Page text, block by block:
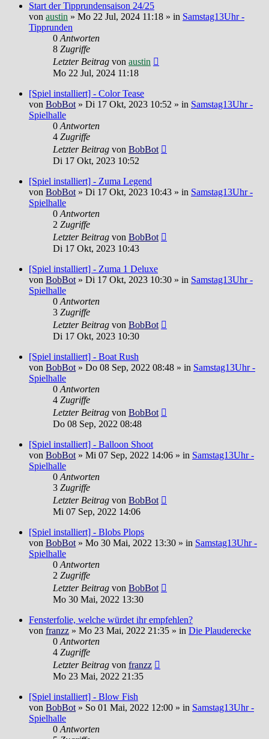
Start der Tipprundensaison 24/25
von austin » Mo 22 Jul, 2024 11:18 » in Samstag13Uhr -
Tipprunden
0Antworten
8 Zugriffe
Letzter Beitrag von austin
Mo 22 Jul, 2024 11:18
[Spiel installiert] - Color Tease
von BobBot» Di 17 Okt, 2023 10:52 » in Samstag13Uhr -
Spielhalle
0Antworten
4 Zugriffe
Letzter Beitrag von BobBot
Di 17 Okt, 2023 10:52
[Spiel installiert] - Zuma Legend
von BobBot» Di 17 Okt, 2023 10:43 » in Samstag13Uhr -
Spielhalle
0Antworten
2 Zugriffe
Letzter Beitrag von BobBot
Di 17 Okt, 2023 10:43
[Spiel installiert] - Zuma 1 Deluxe
von BobBot» Di 17 Okt, 2023 10:30 » in Samstag13Uhr -
Spielhalle
0Antworten
3 Zugriffe
Letzter Beitrag von BobBot
Di 17 Okt, 2023 10:30
[Spiel installiert] - Boat Rush
von BobBot» Do 08 Sep, 2022 08:48 » in Samstag13Uhr -
Spielhalle
0Antworten
4 Zugriffe
Letzter Beitrag von BobBot
Do 08 Sep, 2022 08:48
[Spiel installiert] - Balloon Shoot
von BobBot» Mi 07 Sep, 2022 14:06 » in Samstag13Uhr -
Spielhalle
0Antworten
3 Zugriffe
Letzter Beitrag von BobBot
Mi 07 Sep, 2022 14:06
[Spiel installiert] - Blobs Plops
von BobBot» Mo 30 Mai, 2022 13:30 » in Samstag13Uhr -
Spielhalle
0Antworten
2 Zugriffe
Letzter Beitrag von BobBot
Mo 30 Mai, 2022 13:30
Fensterfolie, welche würdet ihr empfehlen?
von franzz » Mo 23 Mai, 2022 21:35 » in Die Plauderecke
0Antworten
4 Zugriffe
Letzter Beitrag von franzz
Mo 23 Mai, 2022 21:35
[Spiel installiert] - Blow Fish
von BobBot» So 01 Mai, 2022 12:00 » in Samstag13Uhr -
Spielhalle
0Antworten